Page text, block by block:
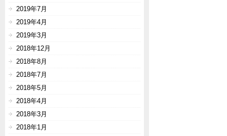
2019年7月
2019年4月
2019年3月
2018年12月
2018年8月
2018年7月
2018年5月
2018年4月
2018年3月
2018年1月